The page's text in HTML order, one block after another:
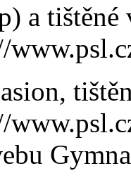
a